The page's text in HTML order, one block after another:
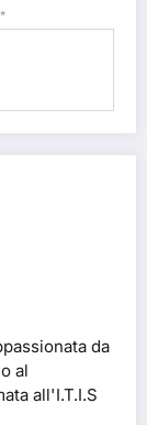
da
al
all'I.T.I.S